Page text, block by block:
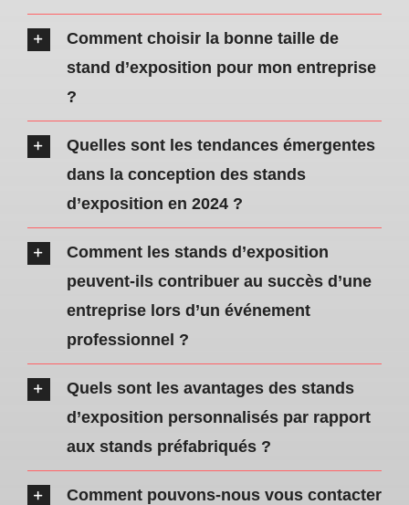
Comment choisir la bonne taille de
stand d’exposition pour mon entreprise
?
Quelles sont les tendances émergentes
dans la conception des stands
d’exposition en 2024 ?
Comment les stands d’exposition
peuvent-ils contribuer au succès d’une
entreprise lors d’un événement
professionnel ?
Quels sont les avantages des stands
d’exposition personnalisés par rapport
aux stands préfabriqués ?
Comment pouvons-nous vous contacter